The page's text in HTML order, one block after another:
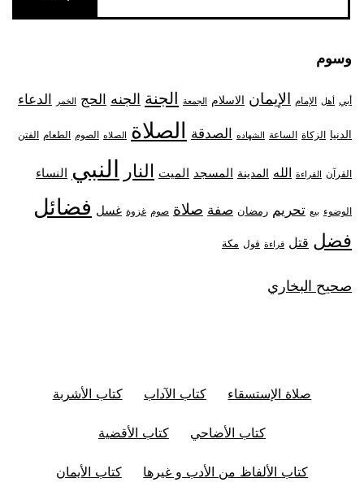
وسوم
أبي أهل الإمام الإيمان الاسلام الجمعة الجنة الجنه الحج الخمر الدعاء
الدنيا الزكاة الساعة الشهاده الصدقة الصلاة الصلاه الصوم الطعام الفتن
القرآن القراءة الله المدينة المسجد الميت النار النبي النساء
الوضوء بيع تحريم رمضان صفة صلاة صوم غزوة غسل فضائل
فضل قتل قراءة قول مكة
صحيح البخاري
صلاة الإستسقاء كتاب الآداب كتاب الأشربة
كتاب الأضاحي كتاب الأقضية
كتاب الألفاظ من الأدب و غيرها كتاب الأيمان